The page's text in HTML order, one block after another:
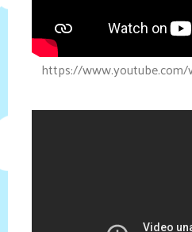
https://www.youtube.com/